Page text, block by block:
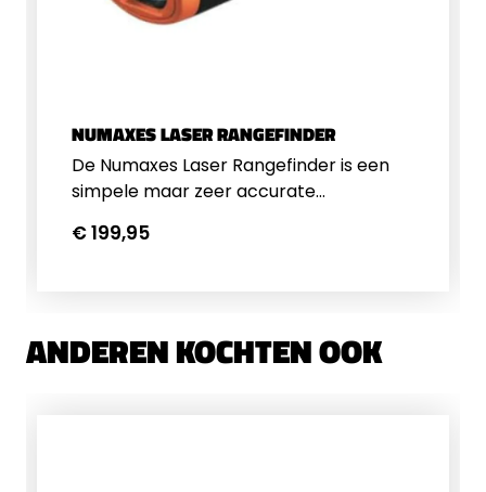
NUMAXES LASER RANGEFINDER
De Numaxes Laser Rangefinder is een
simpele maar zeer accurate
vergroting van 6x een maximaal bereik
€ 199,95
ANDEREN KOCHTEN OOK